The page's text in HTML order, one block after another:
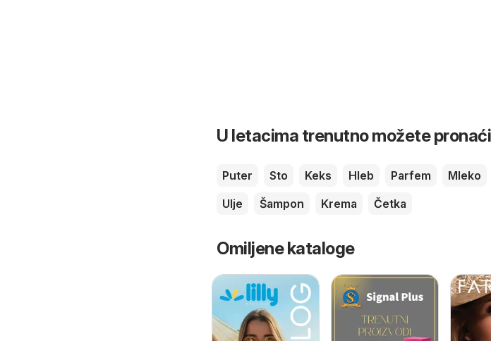
U letacima trenutno možete
Puter Sto Keks Hleb Parfem Mleko
Ulje
Šampon Krema Četka
Omiljene kataloge